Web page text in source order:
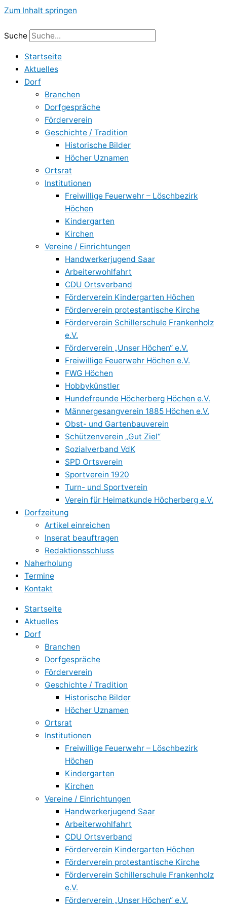
Zum Inhalt springen
Suche
Startseite
Aktuelles
Dorf
Branchen
Dorfgespräche
Förderverein
Geschichte / Tradition
Historische Bilder
Höcher Uznamen
Ortsrat
Institutionen
Freiwillige Feuerwehr – Löschbezirk
Höchen
Kindergarten
Kirchen
Vereine / Einrichtungen
Handwerkerjugend Saar
Arbeiterwohlfahrt
CDU Ortsverband
Förderverein Kindergarten Höchen
Förderverein protestantische Kirche
Förderverein Schillerschule Frankenholz
e.V.
Förderverein „Unser Höchen“ e.V.
Freiwillige Feuerwehr Höchen e.V.
FWG Höchen
Hobbykünstler
Hundefreunde Höcherberg Höchen e.V.
Männergesangverein 1885 Höchen e.V.
Obst- und Gartenbauverein
Schützenverein „Gut Ziel“
Sozialverband VdK
SPD Ortsverein
Sportverein 1920
Turn- und Sportverein
Verein für Heimatkunde Höcherberg e.V.
Dorfzeitung
Artikel einreichen
Inserat beauftragen
Redaktionsschluss
Naherholung
Termine
Kontakt
Startseite
Aktuelles
Dorf
Branchen
Dorfgespräche
Förderverein
Geschichte / Tradition
Historische Bilder
Höcher Uznamen
Ortsrat
Institutionen
Freiwillige Feuerwehr – Löschbezirk
Höchen
Kindergarten
Kirchen
Vereine / Einrichtungen
Handwerkerjugend Saar
Arbeiterwohlfahrt
CDU Ortsverband
Förderverein Kindergarten Höchen
Förderverein protestantische Kirche
Förderverein Schillerschule Frankenholz
e.V.
Förderverein „Unser Höchen“ e.V.